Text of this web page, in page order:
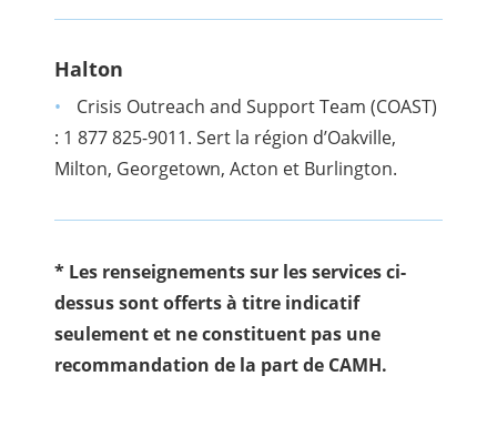
Halton
Crisis Outreach and Support Team (COAST)
: 1 877 825-9011. Sert la région d’Oakville,
Milton, Georgetown, Acton et Burlington.
* Les renseignements sur les services ci-
dessus sont offerts à titre indicatif
seulement et ne constituent pas une
recommandation de la part de CAMH.